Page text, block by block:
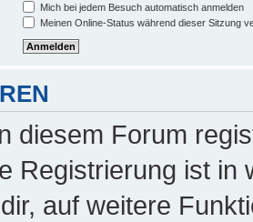
Mich bei jedem Besuch automatisch anmelden
Meinen Online-Status während dieser Sitzung
diesem Forum
Registrierung ist in
auf weitere